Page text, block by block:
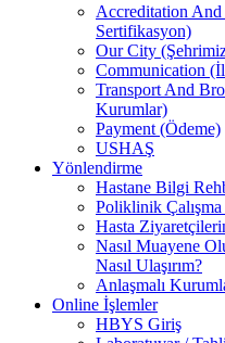
Accreditation
Sertifikasyon)
Our City
Communication
Transport And
Kurumlar)
Payment (Ödeme)
USHAŞ
Yönlendirme
Hastane Bilgi
Poliklinik Çalışma
Hasta
Nasıl Muayene
Nasıl Ulaşırım?
Anlaşmalı
Online İşlemler
HBYS Giriş